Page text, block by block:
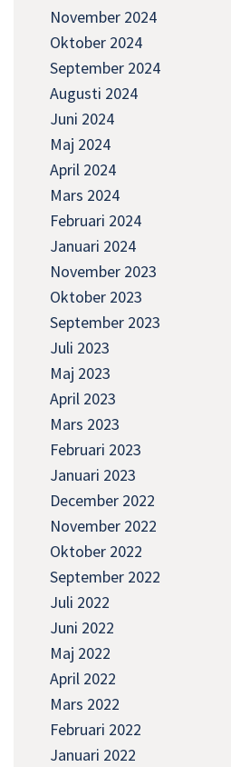
November 2024
Oktober 2024
September 2024
Augusti 2024
Juni 2024
Maj 2024
April 2024
Mars 2024
Februari 2024
Januari 2024
November 2023
Oktober 2023
September 2023
Juli 2023
Maj 2023
April 2023
Mars 2023
Februari 2023
Januari 2023
December 2022
November 2022
Oktober 2022
September 2022
Juli 2022
Juni 2022
Maj 2022
April 2022
Mars 2022
Februari 2022
Januari 2022